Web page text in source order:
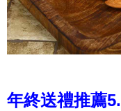
年終送禮推薦